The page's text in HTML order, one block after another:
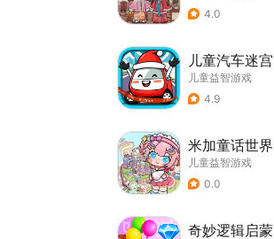
4.0
儿童汽车迷宫
儿童益智游戏
4.9
米加童话世界
儿童益智游戏
0.0
奇妙逻辑启蒙